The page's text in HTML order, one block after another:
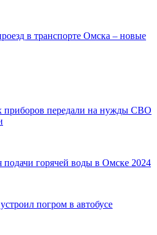
в транспорте Омска – новые
приборов передали на нужды СВО
горячей воды в Омске 2024
погром в автобусе